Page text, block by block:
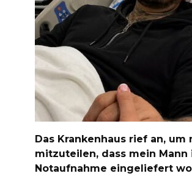
Das Krankenhaus rief an, um
mitzuteilen, dass mein Mann
Notaufnahme eingeliefert